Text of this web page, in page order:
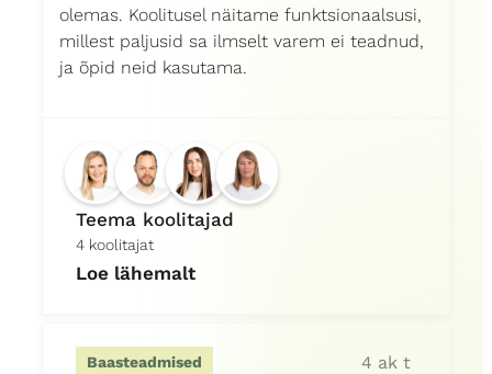
olemas. Koolitusel näitame funktsionaalsusi,
millest paljusid sa ilmselt varem ei teadnud,
ja õpid neid kasutama.
Teema koolitajad
4 koolitajat
Loe lähemalt
Baasteadmised 4 ak t